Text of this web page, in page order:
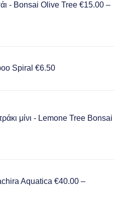
- Bonsai Olive Tree €15.00 –
Spiral €6.50
μίνι - Lemone Tree Bonsai
Aquatica €40.00 –